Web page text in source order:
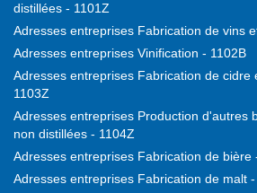
distillées - 1101Z
Adresses entreprises Fabrication de vins
Adresses entreprises Vinification - 1102B
Adresses entreprises Fabrication de cidre
1103Z
Adresses entreprises Production d'autres
non distillées - 1104Z
Adresses entreprises Fabrication de bière
Adresses entreprises Fabrication de malt -